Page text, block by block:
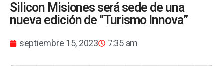
Silicon Misiones será sede de una
nueva edición de “Turismo Innova”
septiembre 15, 2023 7:35 am